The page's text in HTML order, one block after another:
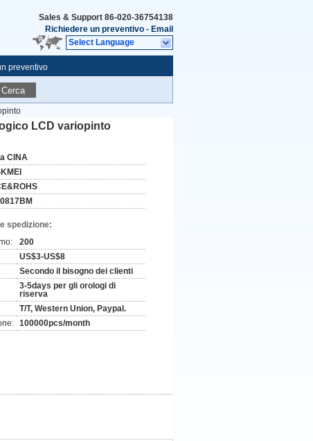
Sales & Support 86-020-36754138
Richiedere un preventivo - Email
Select Language
preventivo
Cerca
LCD variopinto
CINA
spedizione:
200
US$3-US$8
Secondo il bisogno dei clienti
3-5days per gli orologi di
riserva
T/T, Western Union, Paypal.
100000pcs/month